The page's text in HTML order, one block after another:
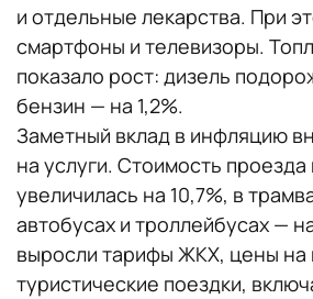
и отдельные лекарства. При
смартфоны и телевизоры.
показало рост: дизель
бензин — на 1,2%.
Заметный вклад в инфляцию
на услуги. Стоимость проезда
увеличилась на 10,7%, в
автобусах и троллейбусах —
выросли тарифы ЖКХ, цены на
туристические поездки,